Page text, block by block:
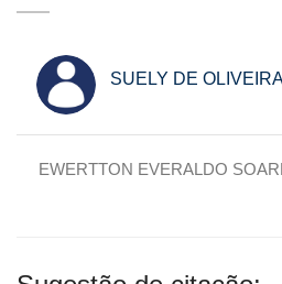
SUELY DE
EWERTTON EVERALDO